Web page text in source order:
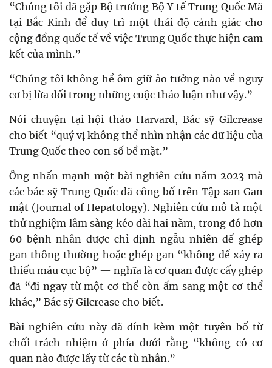
“Chúng tôi đã gặp Bộ trưởng Bộ Y tế Trung Quốc Mã
tại Bắc Kinh để duy trì một thái độ cảnh giác cho
cộng đồng quốc tế về việc Trung Quốc thực hiện cam
kết của mình.”
“Chúng tôi không hề ôm giữ ảo tưởng nào về nguy
cơ bị lừa dối trong những cuộc thảo luận như vậy.”
Nói chuyện tại hội thảo Harvard, Bác sỹ Gilcrease
cho biết “quý vị không thể nhìn nhận các dữ liệu của
Trung Quốc theo con số bề mặt.”
Ông nhấn mạnh một bài nghiên cứu năm 2023 mà
các bác sỹ Trung Quốc đã công bố trên Tập san Gan
mật (Journal of Hepatology). Nghiên cứu mô tả một
thử nghiệm lâm sàng kéo dài hai năm, trong đó hơn
60 bệnh nhân được chỉ định ngẫu nhiên để ghép
gan thông thường hoặc ghép gan “không để xảy ra
thiếu máu cục bộ” — nghĩa là cơ quan được cấy ghép
đã “đi ngay từ một cơ thể còn ấm sang một cơ thể
khác,” Bác sỹ Gilcrease cho biết.
Bài nghiên cứu này đã đính kèm một tuyên bố từ
chối trách nhiệm ở phía dưới rằng “không có cơ
quan nào được lấy từ các tù nhân.”